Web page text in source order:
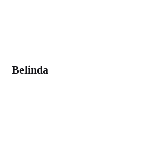
Belinda